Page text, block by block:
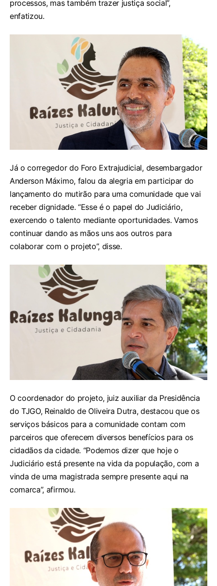
processos, mas também trazer justiça social”,
enfatizou.
Já o corregedor do Foro Extrajudicial, desembargador
Anderson Máximo, falou da alegria em participar do
lançamento do mutirão para uma comunidade que vai
receber dignidade. “Esse é o papel do Judiciário,
exercendo o talento mediante oportunidades. Vamos
continuar dando as mãos uns aos outros para
colaborar com o projeto”, disse.
O coordenador do projeto, juiz auxiliar da Presidência
do TJGO, Reinaldo de Oliveira Dutra, destacou que os
serviços básicos para a comunidade contam com
parceiros que oferecem diversos benefícios para os
cidadãos da cidade. “Podemos dizer que hoje o
Judiciário está presente na vida da população, com a
vinda de uma magistrada sempre presente aqui na
comarca”, afirmou.